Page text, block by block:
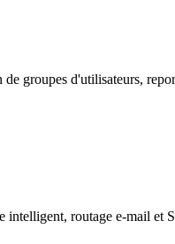
groupes d'utilisateurs,
routage e-mail et